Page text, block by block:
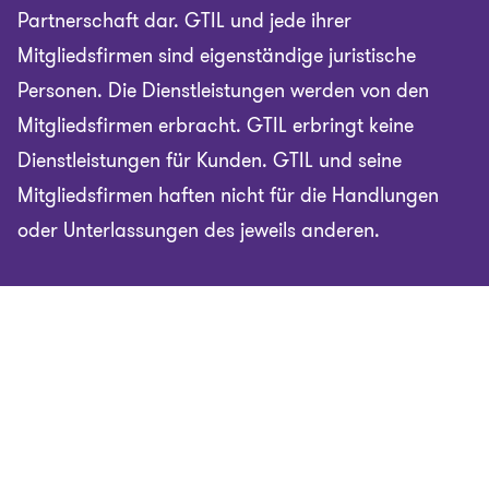
Partnerschaft dar. GTIL und jede ihrer
Mitgliedsfirmen sind eigenständige juristische
Personen. Die Dienstleistungen werden von den
Mitgliedsfirmen erbracht. GTIL erbringt keine
Dienstleistungen für Kunden. GTIL und seine
Mitgliedsfirmen haften nicht für die Handlungen
oder Unterlassungen des jeweils anderen.